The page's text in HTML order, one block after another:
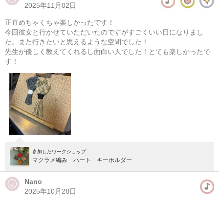
マクラメ編み ポーチ作り
2025年11月02日
正直めちゃくちゃ楽しかったです！
今回彼女と行かせていただいたのですがすごくいい日になりまし
た。また行きたいと思えるような空間でした！
先生が優しく教えてくれるし面白い人でした！とても楽しかったで
す！
参加したワークショップ
マクラメ編み ハート キーホルダー
Nano
2025年10月28日